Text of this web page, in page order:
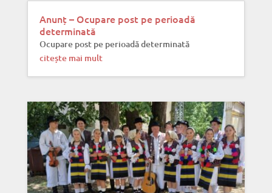
Anunț – Ocupare post pe perioadă
determinată
Ocupare post pe perioadă determinată
citește mai mult